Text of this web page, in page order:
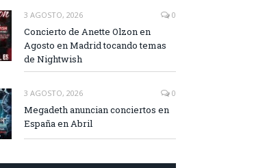
3 AGOSTO, 2026 0
Concierto de Anette Olzon en
Agosto en Madrid tocando temas
de Nightwish
3 AGOSTO, 2026 0
Megadeth anuncian conciertos en
España en Abril